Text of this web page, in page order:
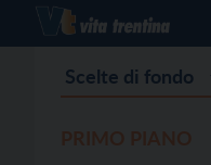
Scelte di fondo